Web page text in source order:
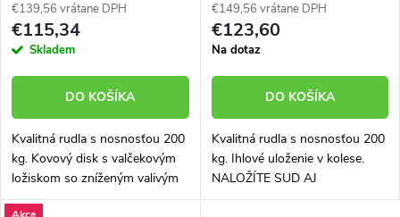
€139,56 vrátane DPH
€115,34
Skladem
DO KOŠÍKA
Kvalitná rudla s nosnosťou 200
kg. Kovový disk s valčekovým
ložiskom so zníženým valivým
odporom. Nafukovacie kolesá si
€149,56 vrátane DPH
€123,60
Na dotaz
DO KOŠÍKA
Kvalitná rudla s nosnosťou 200
kg. Ihlové uloženie v kolese.
NALOŽÍTE SUD AJ
PREPRAVKY BEZ